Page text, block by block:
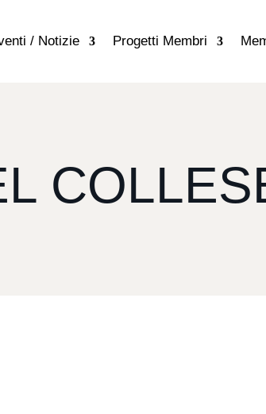
/ Notizie Progetti Membri